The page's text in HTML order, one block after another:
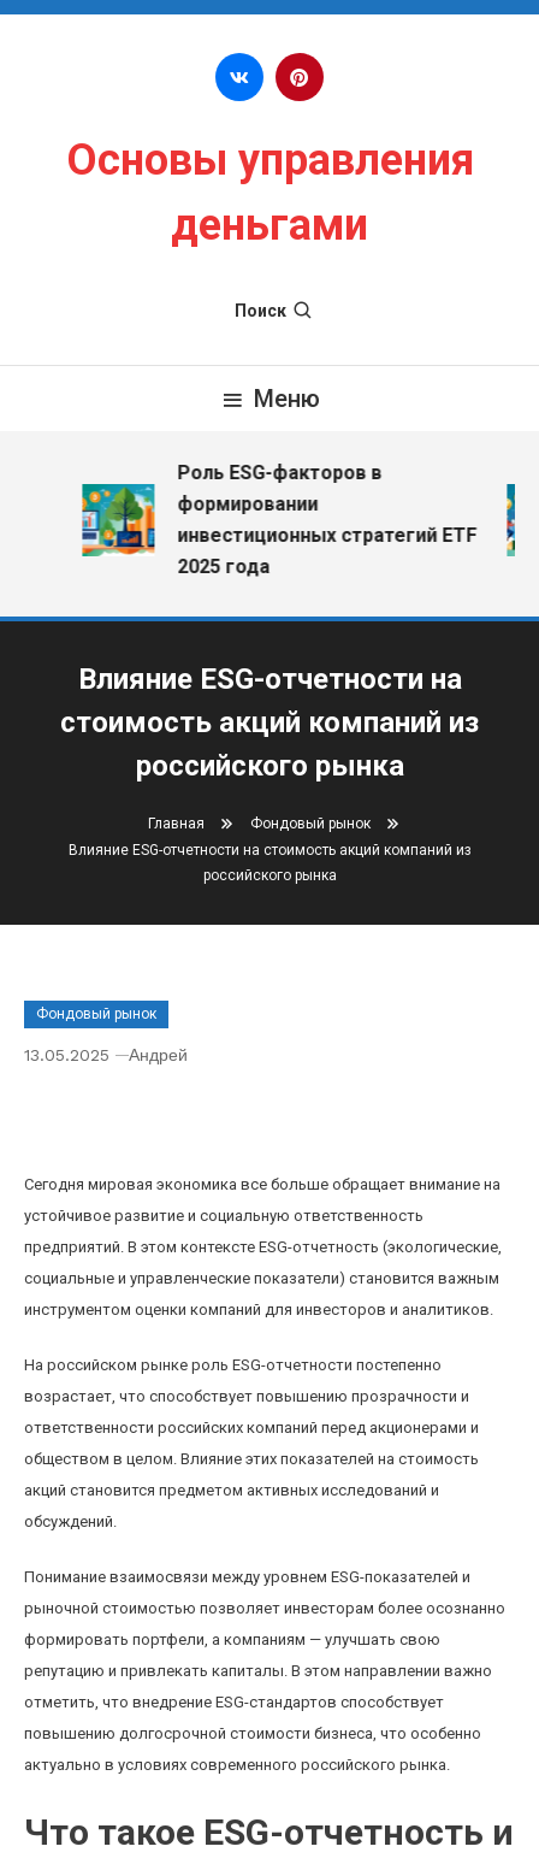
Перейти к содержимому
Основы управления
деньгами
Поиск
Меню
Роль ESG-факторов в
формировании
инвестиционных стратегий ETF
2025 года
Влияние ESG-отчетности на
стоимость акций компаний из
российского рынка
Главная
Фондовый рынок
Влияние ESG-отчетности на стоимость акций компаний из
российского рынка
Фондовый рынок
13.05.2025 Андрей
Сегодня мировая экономика все больше обращает внимание на
устойчивое развитие и социальную ответственность
предприятий. В этом контексте ESG-отчетность (экологические,
социальные и управленческие показатели) становится важным
инструментом оценки компаний для инвесторов и аналитиков.
На российском рынке роль ESG-отчетности постепенно
возрастает, что способствует повышению прозрачности и
ответственности российских компаний перед акционерами и
обществом в целом. Влияние этих показателей на стоимость
акций становится предметом активных исследований и
обсуждений.
Понимание взаимосвязи между уровнем ESG-показателей и
рыночной стоимостью позволяет инвесторам более осознанно
формировать портфели, а компаниям — улучшать свою
репутацию и привлекать капиталы. В этом направлении важно
отметить, что внедрение ESG-стандартов способствует
повышению долгосрочной стоимости бизнеса, что особенно
актуально в условиях современного российского рынка.
Что такое ESG-отчетность и